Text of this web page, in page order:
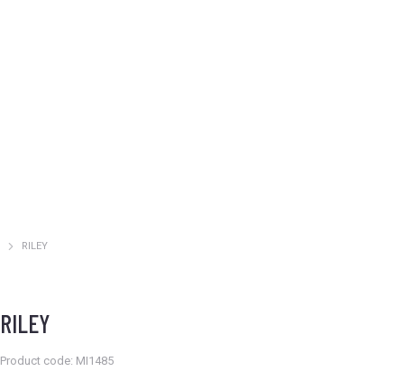
Estás aquí:
RILEY
RILEY
Product code: MI1485